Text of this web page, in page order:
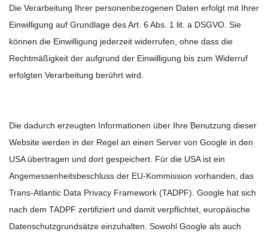
Die Verarbeitung Ihrer personenbezogenen Daten erfolgt mit Ihrer
Einwilligung auf Grundlage des Art. 6 Abs. 1 lit. a DSGVO. Sie
können die Einwilligung jederzeit widerrufen, ohne dass die
Rechtmäßigkeit der aufgrund der Einwilligung bis zum Widerruf
erfolgten Verarbeitung berührt wird.
Die dadurch erzeugten Informationen über Ihre Benutzung dieser
Website werden in der Regel an einen Server von Google in den
USA übertragen und dort gespeichert. Für die USA ist ein
Angemessenheitsbeschluss der EU-Kommission vorhanden, das
Trans-Atlantic Data Privacy Framework (TADPF). Google hat sich
nach dem TADPF zertifiziert und damit verpflichtet, europäische
Datenschutzgrundsätze einzuhalten. Sowohl Google als auch